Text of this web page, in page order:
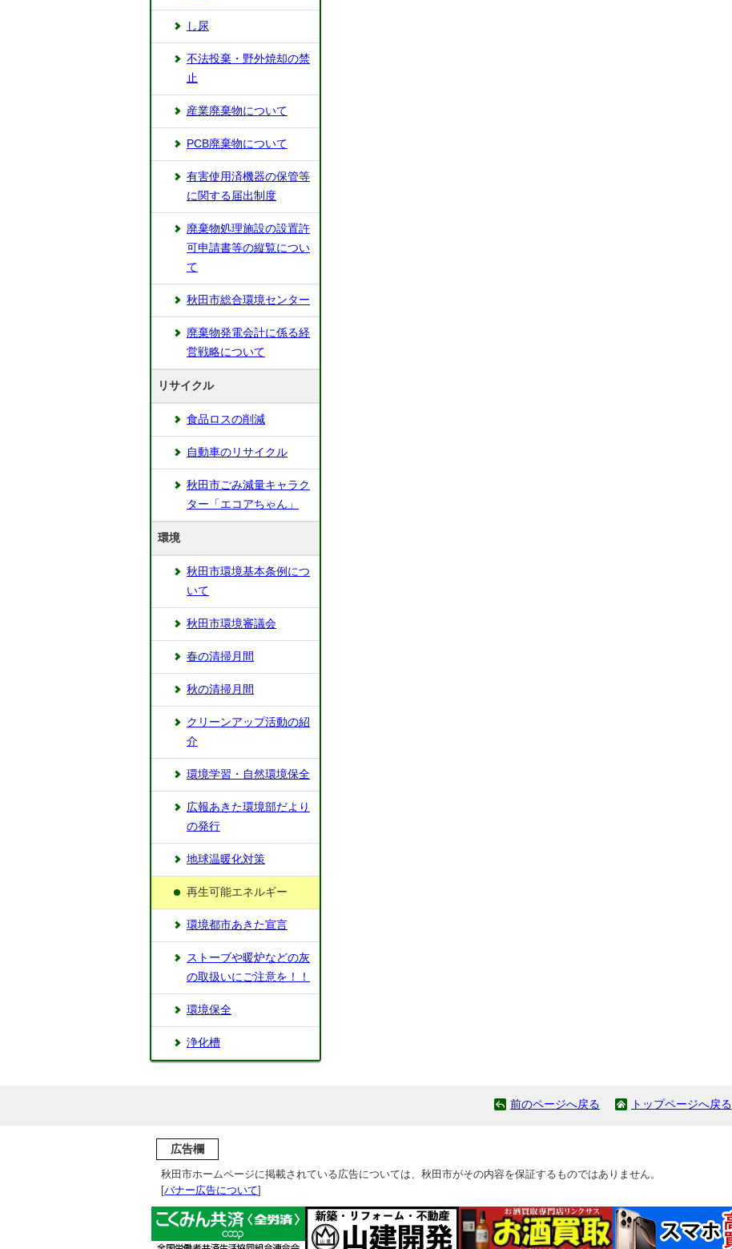
し尿
不法投棄・野外焼却の禁
止
産業廃棄物について
PCB廃棄物について
有害使用済機器の保管等
に関する届出制度
廃棄物処理施設の設置許
可申請書等の縦覧につい
て
秋田市総合環境センター
廃棄物発電会計に係る経
営戦略について
リサイクル
食品ロスの削減
自動車のリサイクル
秋田市ごみ減量キャラク
ター「エコアちゃん」
環境
秋田市環境基本条例につ
いて
秋田市環境審議会
春の清掃月間
秋の清掃月間
クリーンアップ活動の紹
介
環境学習・自然環境保全
広報あきた環境部だより
の発行
地球温暖化対策
再生可能エネルギー
環境都市あきた宣言
ストーブや暖炉などの灰
の取扱いにご注意を！！
環境保全
浄化槽
前のページへ戻る トップページへ戻る
広告欄
秋田市ホームページに掲載されている広告については、秋田市がその内容を保証するものではありません。
[バナー広告について]